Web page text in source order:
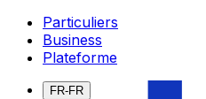
Particuliers
Business
Plateforme
FR-FR